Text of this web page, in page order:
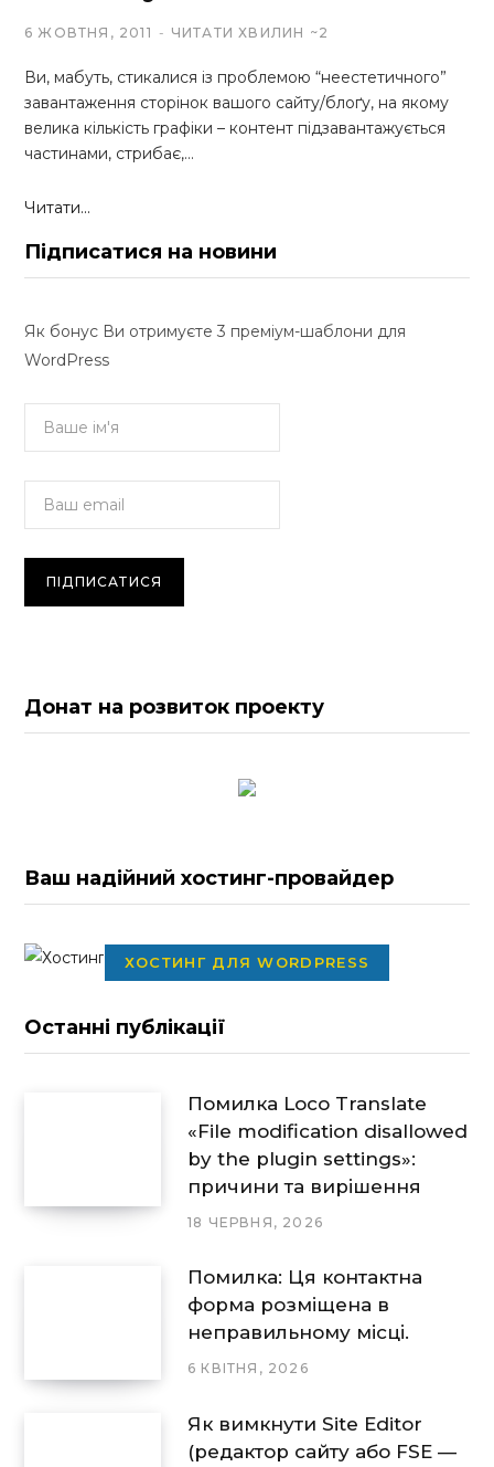
6 ЖОВТНЯ, 2011 ЧИТАТИ ХВИЛИН ~2
Ви, мабуть, стикалися із проблемою “неестетичного”
завантаження сторінок вашого сайту/блоґу, на якому
велика кількість графіки – контент підзавантажується
частинами, стрибає,…
Читати...
Підписатися на новини
Як бонус Ви отримуєте 3 преміум-шаблони для
WordPress
Донат на розвиток проекту
Ваш надійний хостинг-провайдер
ХОСТИНГ ДЛЯ WORDPRESS
Останні публікації
Помилка Loco Translate
«File modification disallowed
by the plugin settings»:
причини та вирішення
18 ЧЕРВНЯ, 2026
Помилка: Ця контактна
форма розміщена в
неправильному місці.
6 КВІТНЯ, 2026
Як вимкнути Site Editor
(редактор сайту або FSE —